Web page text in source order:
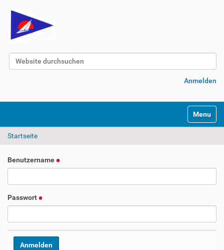
Website durchsuchen
Anmelden
Startseite
Benutzername
Passwort